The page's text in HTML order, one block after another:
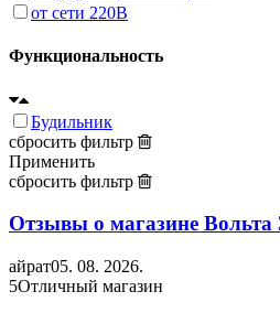
от сети 220В
Функциональность
Будильник
сбросить фильтр
Применить
сбросить фильтр
Отзывы о магазине Вольта
айрат05. 08. 2026.
5Отличный магазин